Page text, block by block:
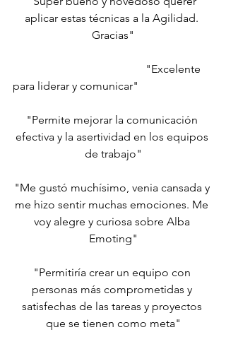
aplicar estas técnicas a la Agilidad.
Gracias"
para liderar y comunicar"
"Permite mejorar la comunicación
efectiva y la asertividad en los equipos
de trabajo"
"Me gustó muchísimo, venia cansada y
me hizo sentir muchas emociones. Me
voy alegre y curiosa sobre Alba
Emoting"
"Permitiría crear un equipo con
personas más comprometidas y
satisfechas de las tareas y proyectos
que se tienen como meta"